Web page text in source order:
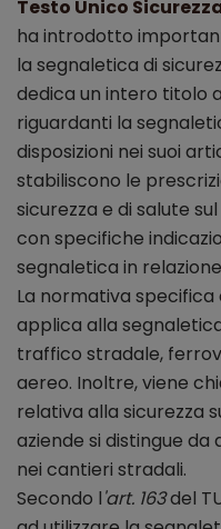
Testo Unico
ha introdotto
la segnaletica di
dedica un intero titolo
riguardanti la
disposizioni nei suoi
stabiliscono le
sicurezza e di salute
con specifiche
segnaletica in
La normativa specifica
applica alla
traffico stradale,
aereo. Inoltre, viene
relativa alla sicurezza
aziende si distingue
nei cantieri stradali.
Secondo l'art. 163del